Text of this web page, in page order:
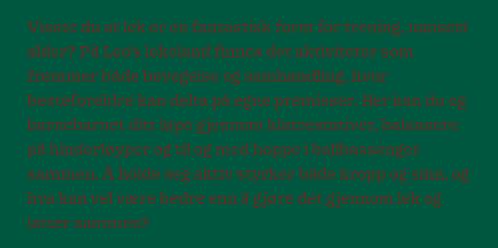
Visste du at lek er en fantastisk form for trening, uansett
alder? På Leo’s lekeland finnes det aktiviteter som
fremmer både bevegelse og samhandling, hvor
besteforeldre kan delta på egne premisser. Her kan du og
barnebarnet ditt løpe gjennom klatrestativer, balansere
på hinderløyper og til og med hoppe i ballbassenger
sammen. Å holde seg aktiv styrker både kropp og sinn, og
hva kan vel være bedre enn å gjøre det gjennom lek og
latter sammen?